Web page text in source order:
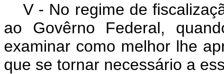
V - No regime de
ao Govêrno Federal,
examinar como melhor lhe
que se tornar necessário a